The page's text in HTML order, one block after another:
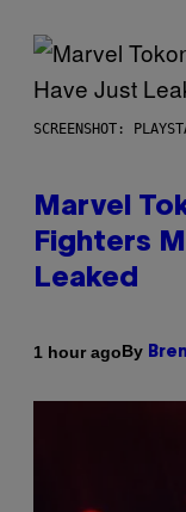
SCREENSHOT:
Marvel
Fighters
Leaked
1 hour agoBy